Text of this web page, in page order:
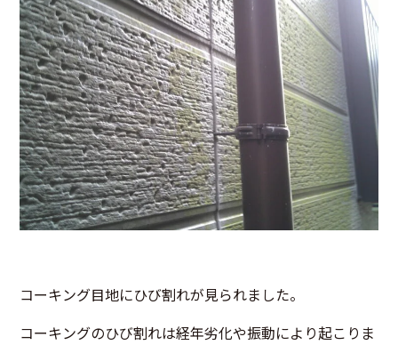
コーキング目地にひび割れが見られました。
コーキングのひび割れは経年劣化や振動により起こりま